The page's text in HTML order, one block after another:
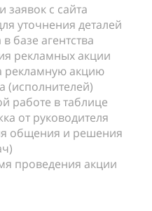
с сайта
уточнения деталей
базе агентства
рекламных акции
рекламную акцию
(исполнителей)
работе в таблице
от руководителя
общения и решения
проведения акции